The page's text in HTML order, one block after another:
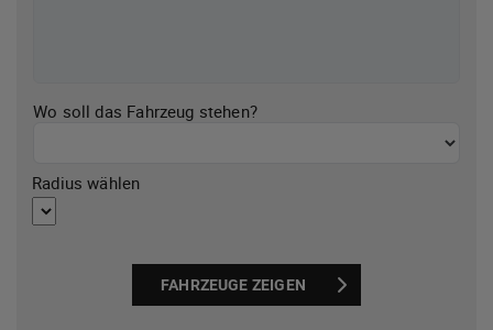
Wo soll das Fahrzeug stehen?
Radius wählen
FAHRZEUGE ZEIGEN